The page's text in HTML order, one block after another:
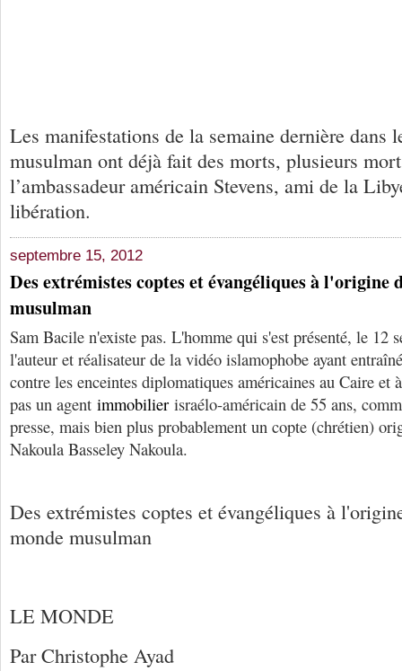
Les manifestations de la semaine dernière dans
musulman ont déjà fait des morts, plusieurs
l’ambassadeur américain Stevens, ami de la
libération.
septembre 15, 2012
Des extrémistes coptes et évangéliques à l'origine
musulman
Sam Bacile n'existe pas. L'homme qui s'est présenté, le 12
l'auteur et réalisateur de la vidéo islamophobe ayant
contre les enceintes diplomatiques américaines au Caire et
pas un agent immobilier israélo-américain de 55 ans,
presse, mais bien plus probablement un copte (chrétien)
Nakoula Basseley Nakoula.
Des extrémistes coptes et évangéliques à
monde musulman
LE MONDE
Par Christophe Ayad